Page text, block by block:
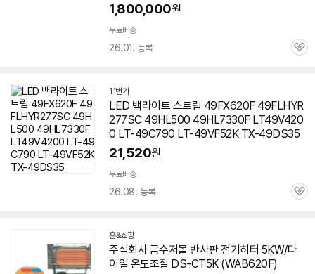
1,800,000원
무료배송
26.01. 등록
관
11번가
LED 백라이트 스트립 49FX620F 49FLHYR
277SC 49HL500 49HL7330F LT49V420
0 LT-49C790 LT-49VF52K TX-49DS35
21,520원
무료배송
26.08. 등록
관
홈&쇼핑
주식회사 금수저몰 반사판 전기히터 5KW/다
이얼 온도조절 DS-CT5K (WAB620F)